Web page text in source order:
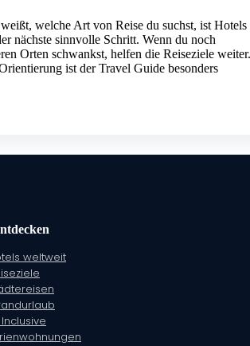
welche Art von Reise du suchst, ist Hotels
nächste sinnvolle Schritt. Wenn du noch
Orten schwankst, helfen die Reiseziele weiter.
ist der Travel Guide besonders
weltweit